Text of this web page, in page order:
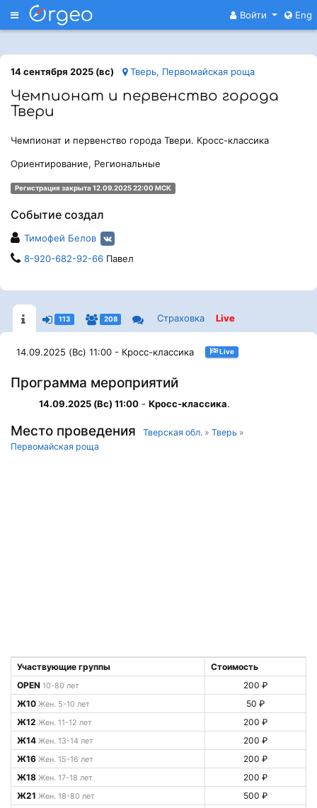
Меню Войти Eng
14 сентября 2025 (вс) Тверь, Первомайская роща
Чемпионат и первенство города
Твери
Чемпионат и первенство города Твери. Кросс-классика
Ориентирование, Региональные
Регистрация закрыта 12.09.2025 22:00 МСК
Событие создал
Тимофей Белов
8-920-682-92-66 Павел
113 208 Страховка Live
14.09.2025 (Вс) 11:00 - Кросс-классика Live
Программа мероприятий
14.09.2025 (Вс) 11:00 - Кросс-классика.
Место проведения Тверская обл. » Тверь »
Первомайская роща
Участвующие группы
Стоимость
OPEN 10-80 лет
200 ₽
Ж10 Жен. 5-10 лет
50 ₽
Ж12 Жен. 11-12 лет
200 ₽
Ж14 Жен. 13-14 лет
200 ₽
Ж16 Жен. 15-16 лет
200 ₽
Ж18 Жен. 17-18 лет
200 ₽
Ж21 Жен. 18-80 лет
500 ₽